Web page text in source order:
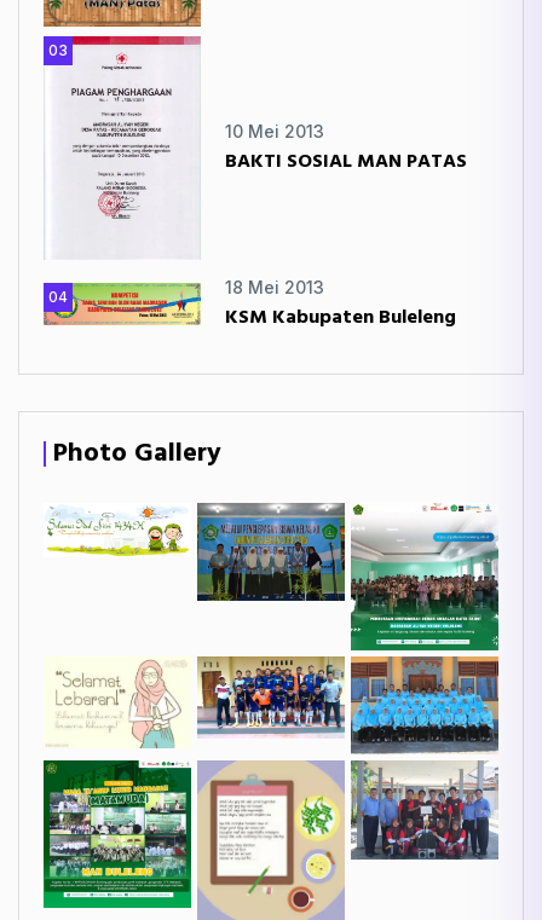
03
10 Mei 2013
BAKTI SOSIAL MAN PATAS
04
18 Mei 2013
KSM Kabupaten Buleleng
Photo Gallery